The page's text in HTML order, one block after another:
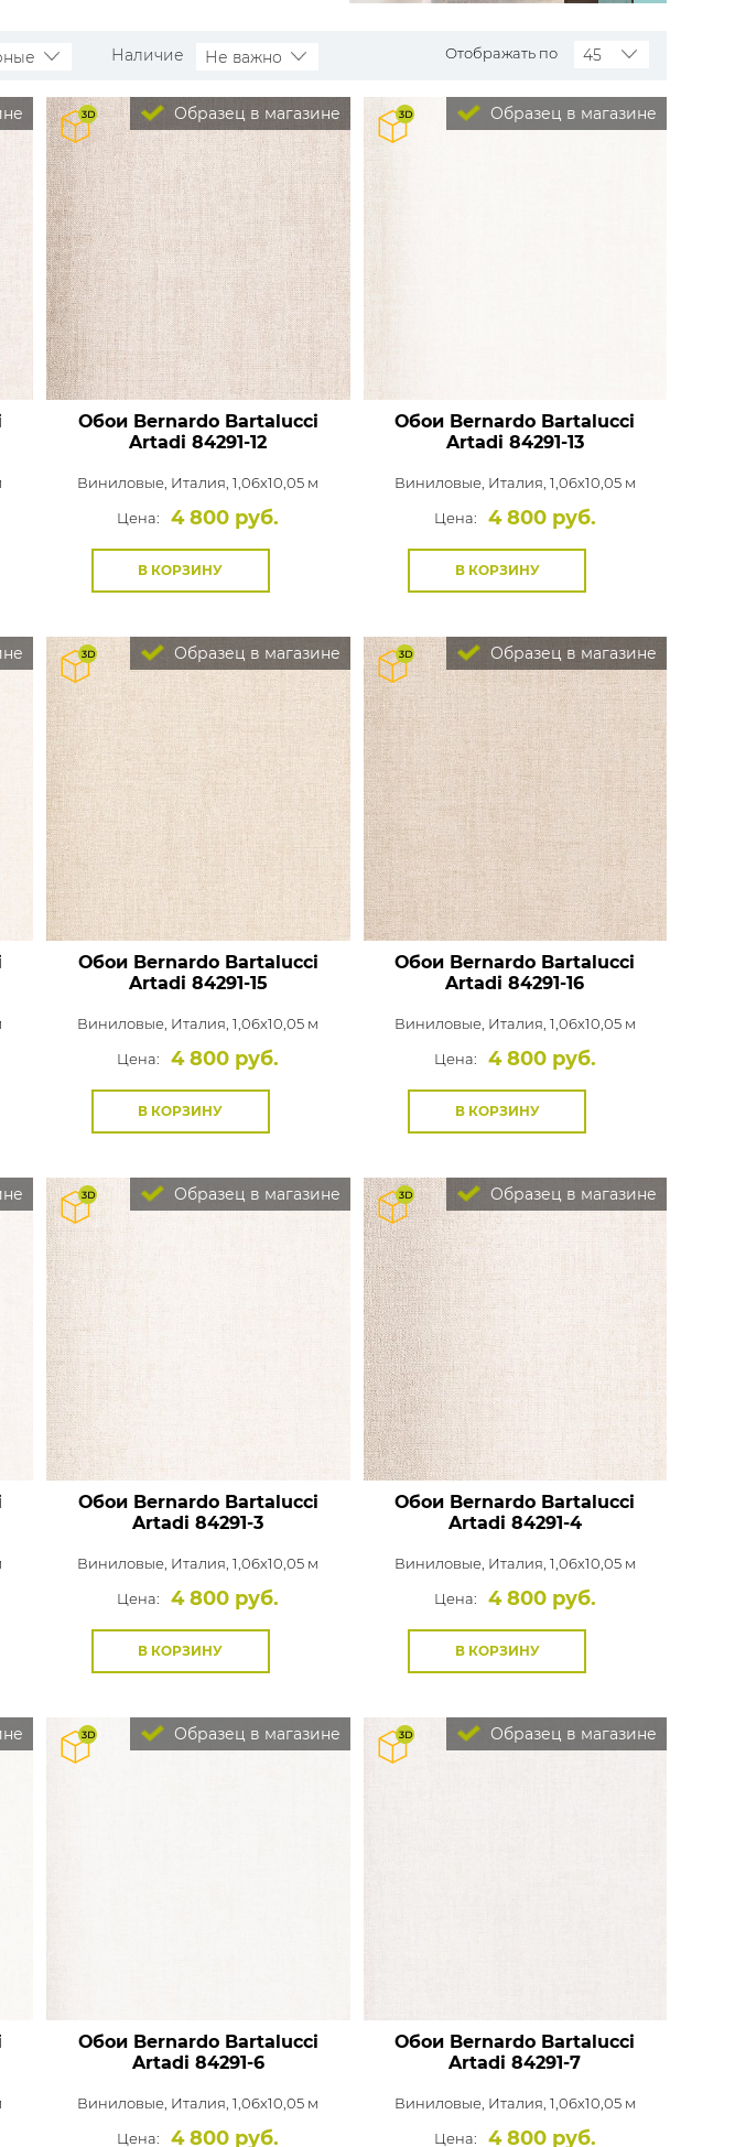
Наличие Не важно Отображать по 45
Образец в магазине
Обои Bernardo Bartalucci
Artadi 84291-12
Виниловые, Италия, 1,06x10,05 м
Цена:
4 800 руб.
В КОРЗИНУ
Образец в магазине
Обои Bernardo Bartalucci
Artadi 84291-13
Виниловые, Италия, 1,06x10,05 м
Цена:
4 800 руб.
В КОРЗИНУ
Образец в магазине
Обои Bernardo Bartalucci
Artadi 84291-15
Виниловые, Италия, 1,06x10,05 м
Цена:
4 800 руб.
В КОРЗИНУ
Образец в магазине
Обои Bernardo Bartalucci
Artadi 84291-16
Виниловые, Италия, 1,06x10,05 м
Цена:
4 800 руб.
В КОРЗИНУ
Образец в магазине
Обои Bernardo Bartalucci
Artadi 84291-3
Виниловые, Италия, 1,06x10,05 м
Цена:
4 800 руб.
В КОРЗИНУ
Образец в магазине
Обои Bernardo Bartalucci
Artadi 84291-4
Виниловые, Италия, 1,06x10,05 м
Цена:
4 800 руб.
В КОРЗИНУ
Образец в магазине
Обои Bernardo Bartalucci
Artadi 84291-6
Виниловые, Италия, 1,06x10,05 м
Цена:
4 800 руб.
Образец в магазине
Обои Bernardo Bartalucci
Artadi 84291-7
Виниловые, Италия, 1,06x10,05 м
Цена:
4 800 руб.